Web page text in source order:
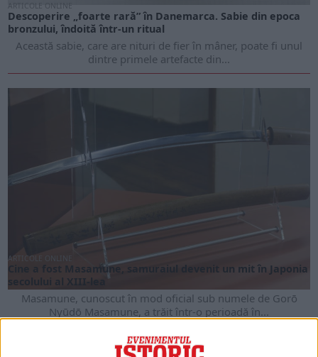
ARTICOLE ONLINE
Descoperire „foarte rară” în Danemarca. Sabie din epoca
bronzului, îndoită într-un ritual
Această sabie, care are nituri de fier în mâner, poate fi unul
dintre primele artefacte din...
ARTICOLE ONLINE
Cine a fost Masamune, samuraiul devenit un mit în Japonia
secolului al XIII-lea
Masamune, cunoscut în mod oficial sub numele de Gorō
Nyūdō Masamune, a trăit într-o perioadă în...